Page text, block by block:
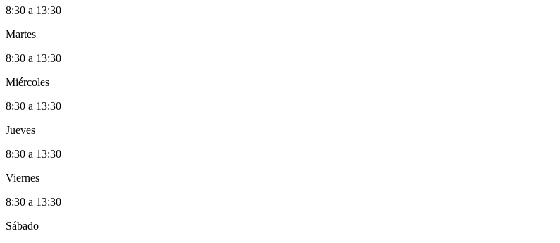
8:30 a 13:30
Martes
8:30 a 13:30
Miércoles
8:30 a 13:30
Jueves
8:30 a 13:30
Viernes
8:30 a 13:30
Sábado